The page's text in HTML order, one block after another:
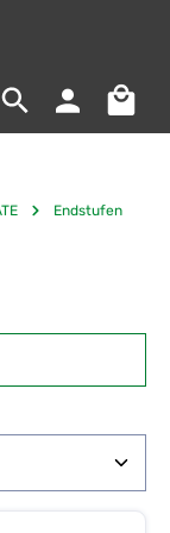
Endstufen